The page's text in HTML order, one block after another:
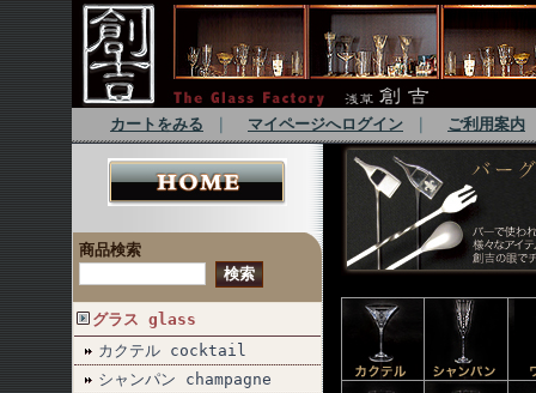
カートをみる マイページへログイン ご利用案内
商品検索
グラス glass
カクテル cocktail
シャンパン champagne